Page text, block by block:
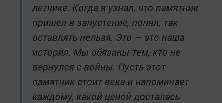
летчике. Когда я узнал, что памятник
пришел в запустение, понял: так
оставлять нельзя. Это — это наша
история. Мы обязаны тем, кто не
вернулся с войны. Пусть этот
памятник стоит века и напоминает
каждому, какой ценой досталась